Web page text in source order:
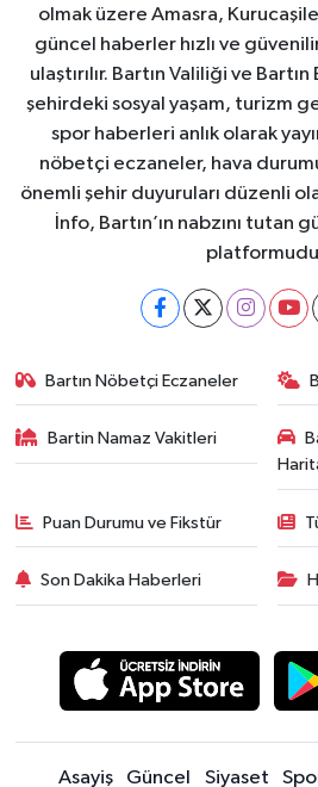
olmak üzere Amasra,
güncel haberler hızlı ve
ulaştırılır. Bartın Valiliği ve
şehirdeki sosyal yaşam, turizm
spor haberleri anlık olarak
nöbetçi eczaneler, hava
önemli şehir duyuruları düzenli
İnfo, Bartın’ın nabzını tutan
Bartın Nöbetçi Eczaneler
Bartin Namaz Vakitleri
Puan Durumu ve Fikstür
Son Dakika Haberleri
Asayiş Güncel Siyaset